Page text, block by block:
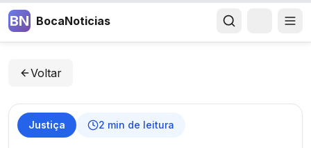
BN BocaNoticias
Voltar
Justiça 2 min de leitura